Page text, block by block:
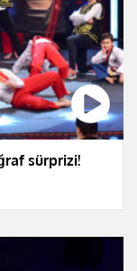
sürprizi!